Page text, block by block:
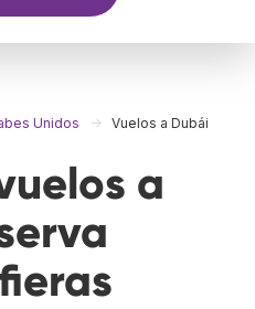
Unidos Vuelos a Dubái
a